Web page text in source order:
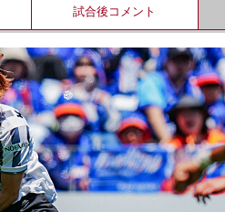
試合後コメント